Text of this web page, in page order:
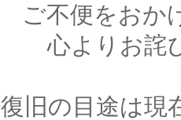
ご不便をおか
心よりお詫
復旧の目途は現